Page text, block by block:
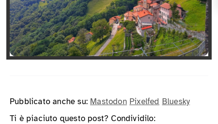
Pubblicato anche su: Mastodon Pixelfed Bluesky
Ti è piaciuto questo post? Condividilo: